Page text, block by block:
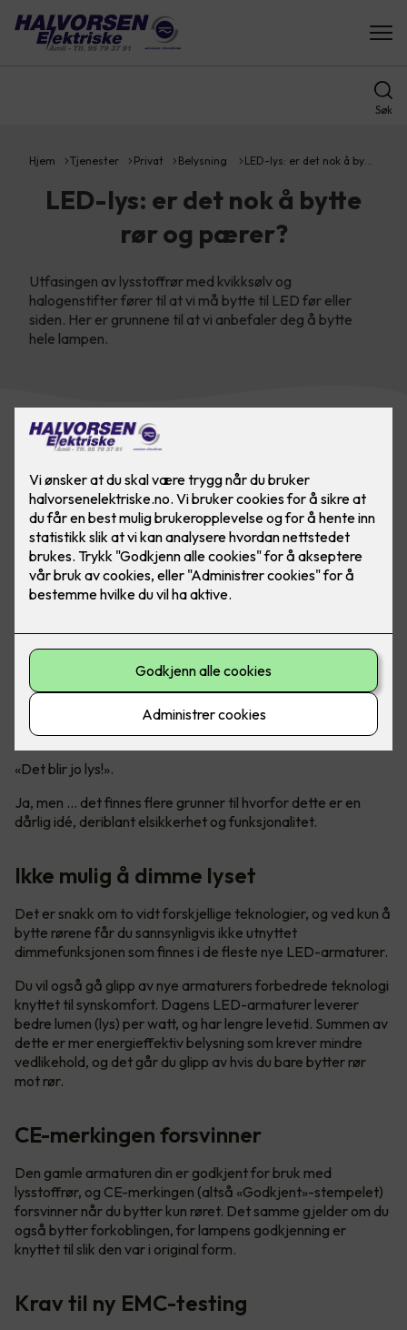
Søk
Hjem Tjenester Privat Belysning LED-lys: er det nok å by…
LED-lys: er det nok å bytte
rør og pærer?
Utfasingen av lysstoffrør med kvikksølv og
halogenstifter fører til at vi må bytte til LED før eller
siden. Her er grunnene til at vi anbefaler deg å bytte
hele lampen.
Er det virkelig en god idé?
Mange tenker nok at det er like greit å bare ta ut det gamle
lysstoffrøret og sette inn et LED-rør.
«Det blir jo lys!».
Ja, men ... det finnes flere grunner til hvorfor dette er en
dårlig idé, deriblant elsikkerhet og funksjonalitet.
Ikke mulig å dimme lyset
Det er snakk om to vidt forskjellige teknologier, og ved kun å
bytte rørene får du sannsynligvis ikke utnyttet
dimmefunksjonen som finnes i de fleste nye LED-armaturer.
Du vil også gå glipp av nye armaturers forbedrede teknologi
knyttet til synskomfort. Dagens LED-armaturer leverer
bedre lumen (lys) per watt, og har lengre levetid. Summen av
dette er mer energieffektiv belysning som krever mindre
vedlikehold, og det går du glipp av hvis du bare bytter rør
mot rør.
CE-merkingen forsvinner
Den gamle armaturen din er godkjent for bruk med
lysstoffrør, og CE-merkingen (altså «Godkjent»-stempelet)
forsvinner når du bytter kun røret. Det samme gjelder om du
også bytter forkoblingen, for lampens godkjenning er
knyttet til slik den var i original form.
Krav til ny EMC-testing